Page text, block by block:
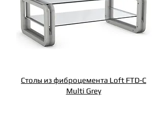
Столы из фиброцемента Loft FTD-C
Multi Grey